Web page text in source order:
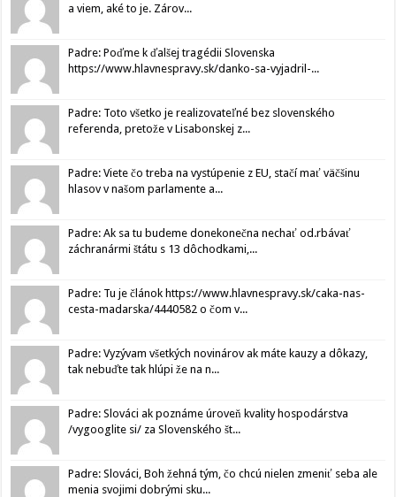
a viem, aké to je. Zárov...
Padre: Poďme k ďalšej tragédii Slovenska
https://www.hlavnespravy.sk/danko-sa-vyjadril-...
Padre: Toto všetko je realizovateľné bez slovenského
referenda, pretože v Lisabonskej z...
Padre: Viete čo treba na vystúpenie z EU, stačí mať väčšinu
hlasov v našom parlamente a...
Padre: Ak sa tu budeme donekonečna nechať od.rbávať
záchranármi štátu s 13 dôchodkami,...
Padre: Tu je článok https://www.hlavnespravy.sk/caka-nas-
cesta-madarska/4440582 o čom v...
Padre: Vyzývam všetkých novinárov ak máte kauzy a dôkazy,
tak nebuďte tak hlúpi že na n...
Padre: Slováci ak poznáme úroveň kvality hospodárstva
/vygooglite si/ za Slovenského št...
Padre: Slováci, Boh žehná tým, čo chcú nielen zmeniť seba ale
menia svojimi dobrými sku...